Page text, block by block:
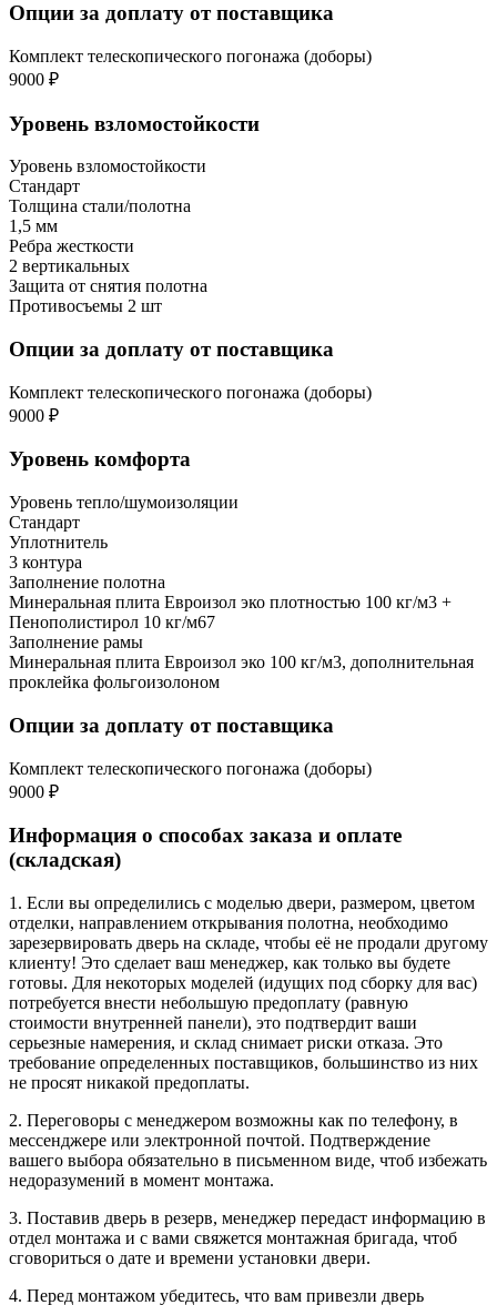
Опции за доплату от поставщика
Комплект телескопического погонажа (доборы)
9000 ₽
Уровень взломостойкости
Уровень взломостойкости
Стандарт
Толщина стали/полотна
1,5 мм
Ребра жесткости
2 вертикальных
Защита от снятия полотна
Противосъемы 2 шт
Опции за доплату от поставщика
Комплект телескопического погонажа (доборы)
9000 ₽
Уровень комфорта
Уровень тепло/шумоизоляции
Стандарт
Уплотнитель
3 контура
Заполнение полотна
Минеральная плита Евроизол эко плотностью 100 кг/м3 +
Пенополистирол 10 кг/м67
Заполнение рамы
Минеральная плита Евроизол эко 100 кг/м3, дополнительная
проклейка фольгоизолоном
Опции за доплату от поставщика
Комплект телескопического погонажа (доборы)
9000 ₽
Информация о способах заказа и оплате
(складская)
1. Если вы определились с моделью двери, размером, цветом
отделки, направлением открывания полотна, необходимо
зарезервировать дверь на складе, чтобы её не продали другому
клиенту! Это сделает ваш менеджер, как только вы будете
готовы. Для некоторых моделей (идущих под сборку для вас)
потребуется внести небольшую предоплату (равную
стоимости внутренней панели), это подтвердит ваши
серьезные намерения, и склад снимает риски отказа. Это
требование определенных поставщиков, большинство из них
не просят никакой предоплаты.
2. Переговоры с менеджером возможны как по телефону, в
мессенджере или электронной почтой. Подтверждение
вашего выбора обязательно в письменном виде, чтоб избежать
недоразумений в момент монтажа.
3. Поставив дверь в резерв, менеджер передаст информацию в
отдел монтажа и с вами свяжется монтажная бригада, чтоб
сговориться о дате и времени установки двери.
4. Перед монтажом убедитесь, что вам привезли дверь